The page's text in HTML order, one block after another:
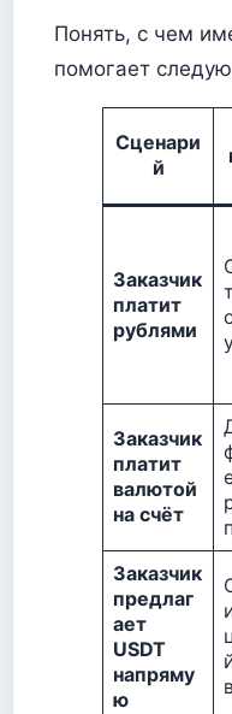
Понять, с чем
помогает
Сценари
й
Заказчик
платит
рублями
Заказчик
платит
валютой
на счёт
Заказчик
предлаг
ает
USDT
напряму
ю